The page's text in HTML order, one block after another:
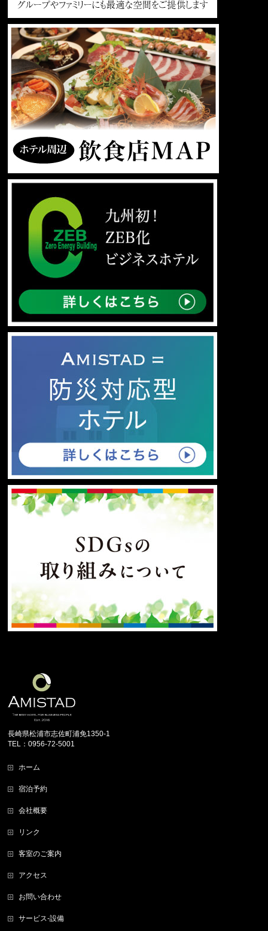
長崎県松浦市志佐町浦免1350-1
TEL：0956-72-5001
ホーム
宿泊予約
会社概要
リンク
客室のご案内
アクセス
お問い合わせ
サービス-設備